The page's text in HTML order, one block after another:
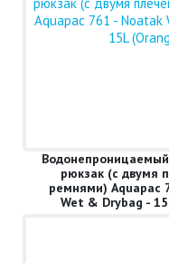
рюкзак (с двумя
ремнями) Aquapac
Wet & Drybag -